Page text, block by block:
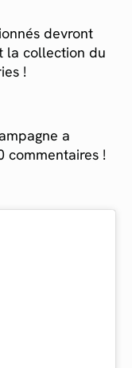
devront
la collection du
!
a
commentaires !